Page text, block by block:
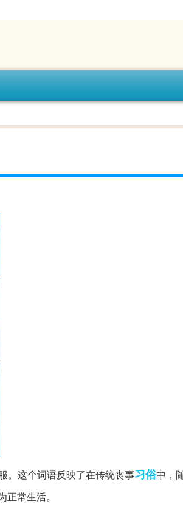
。这个词语反映了在传统丧事习俗中，
正常生活。